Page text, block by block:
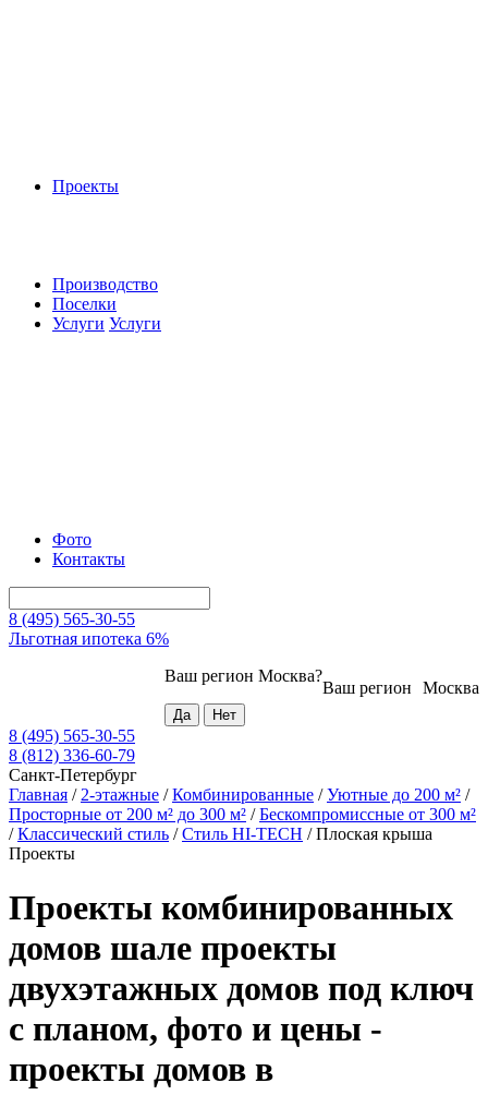
Проекты
Производство
Поселки
Услуги Услуги
Фото
Контакты
8 (495) 565-30-55
Льготная ипотека 6%
Москва
Ваш регион
Ваш регион Москва?
8 (495) 565-30-55
8 (812) 336-60-79
Санкт-Петербург
Главная / 2-этажные /Комбинированные /Уютные до 200 м² /
Просторные от 200 м² до 300 м² /Бескомпромиссные от 300 м²
/Классический стиль /Стиль HI-TECH /Плоская крыша
Проекты
Проекты комбинированных
домов шале проекты
двухэтажных домов под ключ
с планом, фото и цены -
проекты домов в